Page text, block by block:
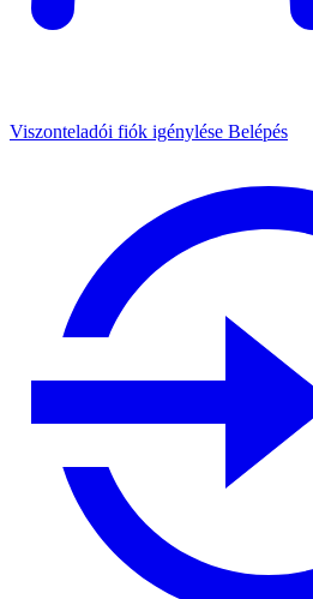
Viszonteladói fiók igénylése Belépés